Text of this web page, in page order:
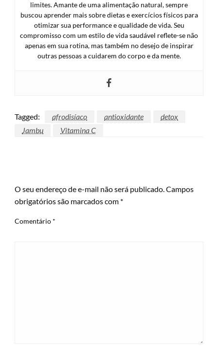
limites. Amante de uma alimentação natural, sempre
buscou aprender mais sobre dietas e exercícios físicos para
otimizar sua performance e qualidade de vida. Seu
compromisso com um estilo de vida saudável reflete-se não
apenas em sua rotina, mas também no desejo de inspirar
outras pessoas a cuidarem do corpo e da mente.
Tagged: afrodisíaco antioxidante
detox
Jambu
Vitamina C
O seu endereço de e-mail não será publicado.Campos
obrigatórios são marcados com *
Comentário *